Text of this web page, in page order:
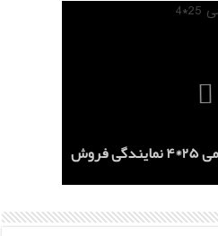
قیمت کابل آلومینیومی 25*4 نمایندگی فروش
هادی آلومینیومی هوایی 50*1 AAC و AAACهادی هوایی آلومینیومی AAC و ACSR
کابل امیر
کابل اردستان 2.5*3 لاستیکی نسوز لیست